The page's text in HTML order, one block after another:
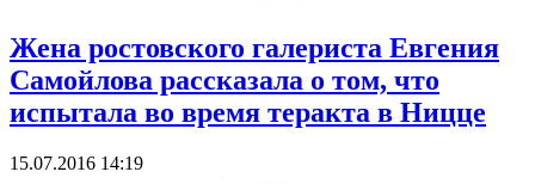
Жена ростовского галериста Евгения
Самойлова рассказала о том, что
испытала во время теракта в Ницце
15.07.2016 14:19